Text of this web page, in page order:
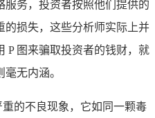
服务，投资者按照他们提供的
的损失，这些分析师实际上并
P 图来骗取投资者的钱财，就
无内涵。
重的不良现象，它如同一颗毒